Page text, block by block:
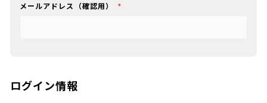
メールアドレス（確認用） *
ログイン情報